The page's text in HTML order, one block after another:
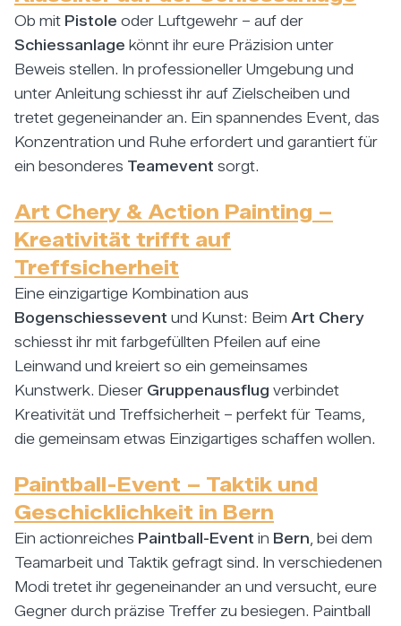
Ob mit Pistole oder Luftgewehr – auf der
Schiessanlage könnt ihr eure Präzision unter
Beweis stellen. In professioneller Umgebung und
unter Anleitung schiesst ihr auf Zielscheiben und
tretet gegeneinander an. Ein spannendes Event, das
Konzentration und Ruhe erfordert und garantiert für
ein besonderes Teamevent sorgt.
Art Chery & Action Painting –
Kreativität trifft auf
Treffsicherheit
Eine einzigartige Kombination aus
Bogenschiessevent und Kunst: Beim Art Chery
schiesst ihr mit farbgefüllten Pfeilen auf eine
Leinwand und kreiert so ein gemeinsames
Kunstwerk. Dieser Gruppenausflug verbindet
Kreativität und Treffsicherheit – perfekt für Teams,
die gemeinsam etwas Einzigartiges schaffen wollen.
Paintball-Event – Taktik und
Geschicklichkeit in Bern
Ein actionreiches Paintball-Event in Bern, bei dem
Teamarbeit und Taktik gefragt sind. In verschiedenen
Modi tretet ihr gegeneinander an und versucht, eure
Gegner durch präzise Treffer zu besiegen. Paintball